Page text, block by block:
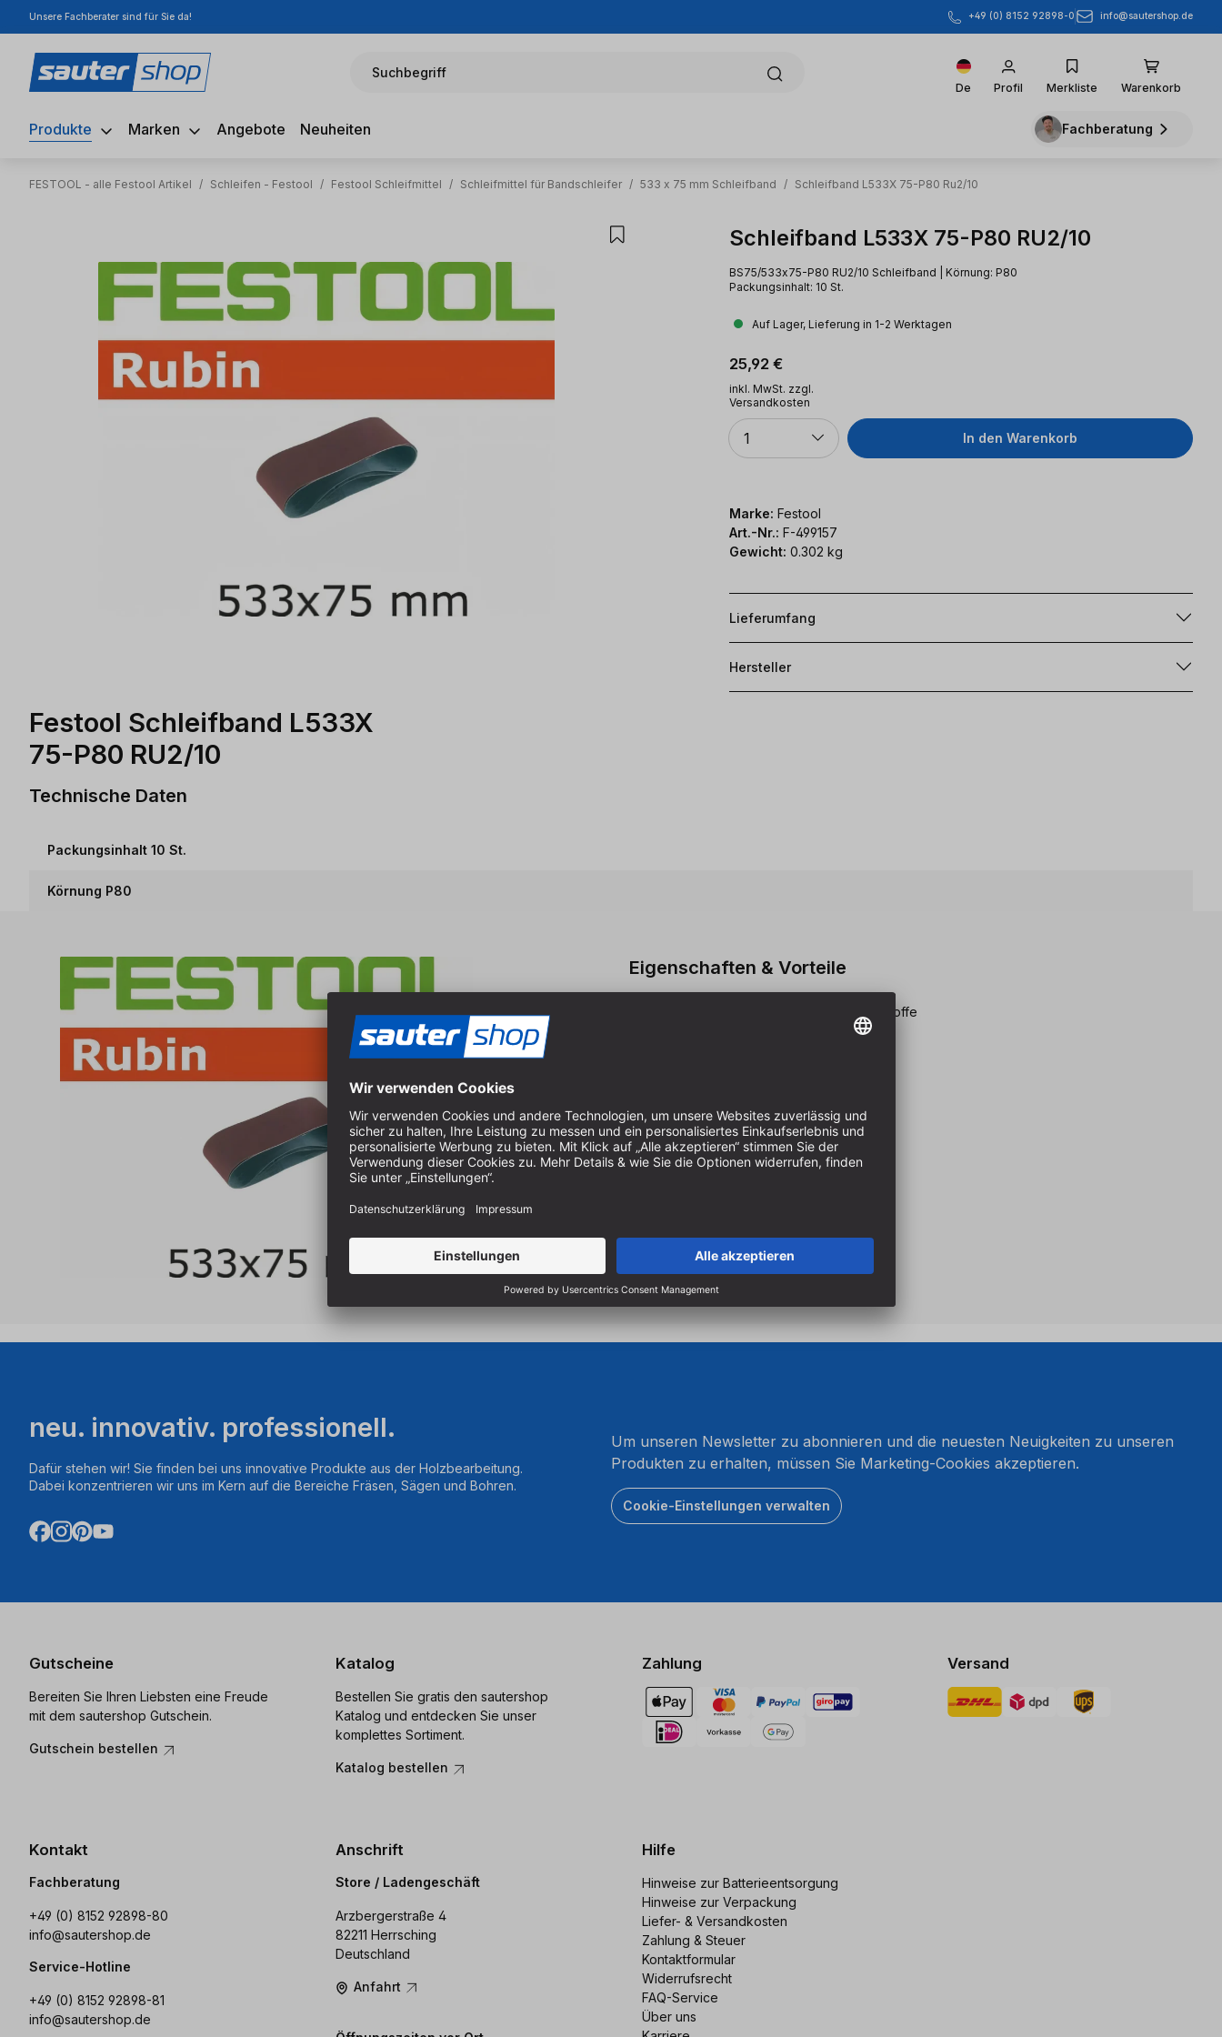
Hauptinhalt springen
Zur Suche springen
Zur Hauptnavigation springen
Unsere Fachberater sind für Sie da! +49 (0) 8152 92898-0 info@sautershop.de
Suchbegriff
De Profil Merkliste Warenkorb
Produkte Marken Angebote Neuheiten Fachberatung
FESTOOL - alle Festool Artikel / Schleifen - Festool / Festool Schleifmittel / Schleifmittel für Bandschleifer / 533 x 75 mm Schleifband / Schleifband L533X 75-P80 Ru2/10
Schleifband L533X 75-P80 RU2/10
BS75/533x75-P80 RU2/10 Schleifband | Körnung: P80
Packungsinhalt: 10 St.
Auf Lager, Lieferung in 1-2 Werktagen
Regulärer Preis:
25,92 €
inkl. MwSt. zzgl.
Versandkosten
Anzahl
1 In den Warenkorb
Marke: Festool
Art.-Nr.: F-499157
Gewicht: 0.302 kg
Lieferumfang
Hersteller
Festool Schleifband L533X
75-P80 RU2/10
Technische Daten
Packungsinhalt 10 St.
Körnung P80
Eigenschaften & Vorteile
Hochleistungsschleifmittel für Holzwerkstoffe
neu. innovativ. professionell.
Dafür stehen wir! Sie finden bei uns innovative Produkte aus der Holzbearbeitung.
Dabei konzentrieren wir uns im Kern auf die Bereiche Fräsen, Sägen und Bohren.
Um unseren Newsletter zu abonnieren und die neuesten Neuigkeiten zu unseren
Produkten zu erhalten, müssen Sie Marketing-Cookies akzeptieren.
Cookie-Einstellungen verwalten
Gutscheine
Bereiten Sie Ihren Liebsten eine Freude
mit dem sautershop Gutschein.
Gutschein bestellen
Katalog
Bestellen Sie gratis den sautershop
Katalog und entdecken Sie unser
komplettes Sortiment.
Katalog bestellen
Zahlung Versand
Kontakt
Fachberatung
+49 (0) 8152 92898-80
info@sautershop.de
Service-Hotline
+49 (0) 8152 92898-81
info@sautershop.de
Anschrift
Store / Ladengeschäft
Arzbergerstraße 4
82211 Herrsching
Deutschland
Anfahrt
Hilfe
Hinweise zur Batterieentsorgung
Hinweise zur Verpackung
Liefer- & Versandkosten
Zahlung & Steuer
Kontaktformular
Widerrufsrecht
FAQ-Service
Über uns